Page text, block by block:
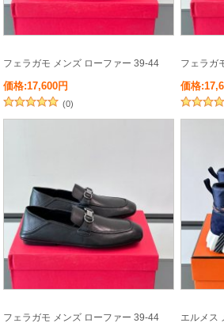
フェラガモ メンズ ローファー 39-44
価格:17,600円
(0)
フェラガ
価格
フェラガモ メンズ ローファー 39-44
エルメス